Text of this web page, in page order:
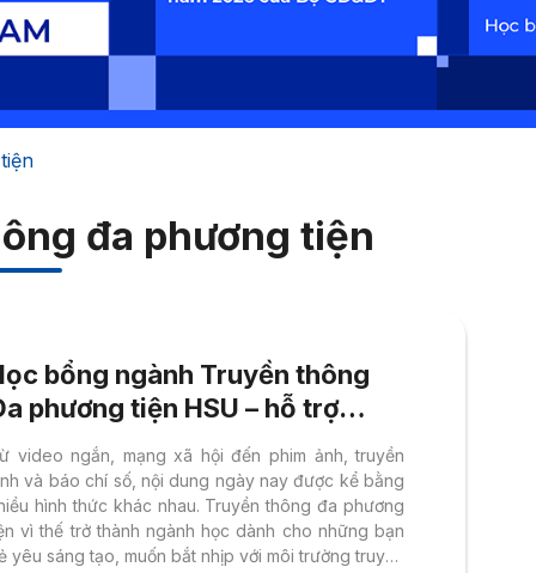
đa phương tiện
bổng ngành Truyền thông
phương tiện HSU – hỗ trợ
học phí cho hành trình sáng
video ngắn, mạng xã hội đến phim ảnh, truyền
và báo chí số, nội dung ngày nay được kể bằng
hình thức khác nhau. Truyền thông đa phương
vì thế trở thành ngành học dành cho những bạn
yêu sáng tạo, muốn bắt nhịp với môi trường truyền